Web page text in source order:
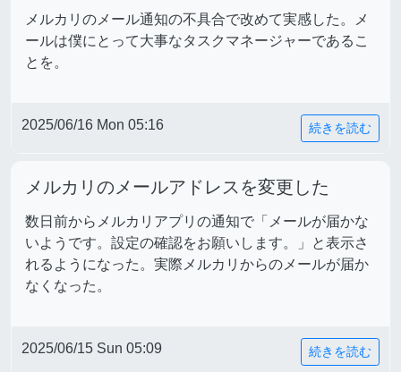
メルカリのメール通知の不具合で改めて実感した。メ
ールは僕にとって大事なタスクマネージャーであるこ
とを。
2025/06/16 Mon 05:16 続きを読む
メルカリのメールアドレスを変更した
数日前からメルカリアプリの通知で「メールが届かな
いようです。設定の確認をお願いします。」と表示さ
れるようになった。実際メルカリからのメールが届か
なくなった。
2025/06/15 Sun 05:09 続きを読む